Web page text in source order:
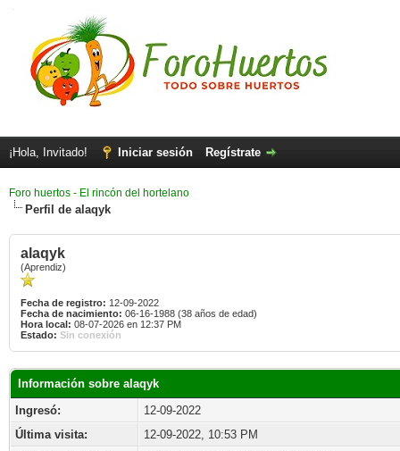
¡Hola, Invitado! Iniciar sesión Regístrate
Foro huertos - El rincón del hortelano
Perfil de alaqyk
alaqyk
(Aprendiz)
Fecha de registro: 12-09-2022
Fecha de nacimiento: 06-16-1988 (38 años de edad)
Hora local: 08-07-2026 en 12:37 PM
Estado: Sin conexión
Información sobre alaqyk
Ingresó:
12-09-2022
Última visita:
12-09-2022, 10:53 PM